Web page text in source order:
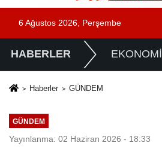
6 Ağustos 2026, Perşembe
HABERLER EKONOMİ
Haberler GÜNDEM
GÜNDEM
Yayınlanma: 02 Haziran 2026 - 18:33